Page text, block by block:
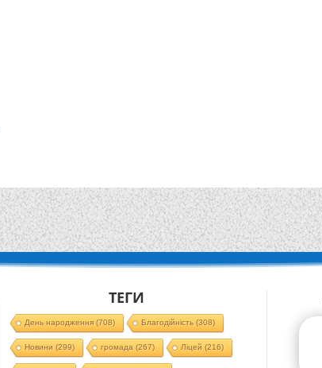
ТЕГИ
День народження(708) Благодійність (308)
Новини (299) громада (267) Ліцей (216)